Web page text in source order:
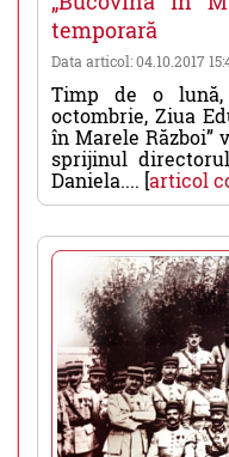
temporară
Data articol: 04.10.2017
Timp de o
octombrie, Ziua
în Marele Război”
sprijinul
Daniela.... [articol